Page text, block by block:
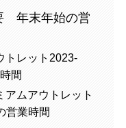
年末年始の営
トレット2023-
間
アムアウトレット
営業時間